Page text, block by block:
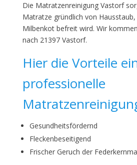
Die Matratzenreinigung Vastorf
Matratze gründlich von
Milbenkot befreit wird. Wir
nach 21397 Vastorf.
Hier die Vorteile
professionelle
Gesundheitsfördernd
Fleckenbeseitigend
Frischer Geruch der